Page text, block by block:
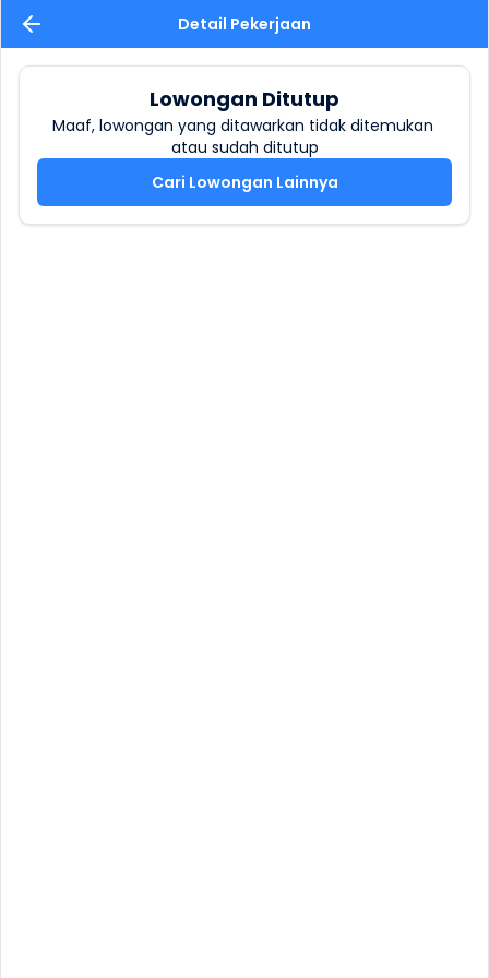
Detail Pekerjaan
Lowongan Ditutup
Maaf, lowongan yang ditawarkan tidak ditemukan
atau sudah ditutup
Cari Lowongan Lainnya